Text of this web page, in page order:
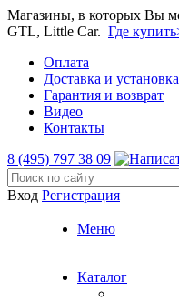
Магазины, в которых Вы
GTL, Little Car. Где
Оплата
Доставка и установка
Гарантия и возврат
Видео
Контакты
8 (495) 797 38 09
Вход Регистрация
Меню
Каталог